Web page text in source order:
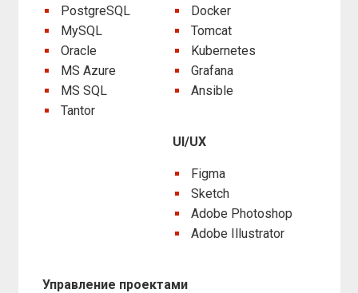
PostgreSQL
MySQL
Oracle
MS Azure
MS SQL
Tantor
Docker
Tomcat
Kubernetes
Grafana
Ansible
UI/UX
Figma
Sketch
Adobe Photoshop
Adobe Illustrator
Управление проектами